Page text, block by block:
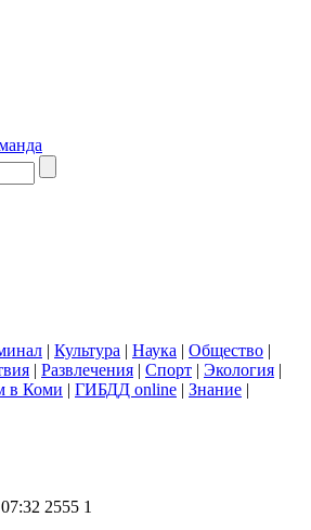
| Культура | Наука | Общество |
| Развлечения | Спорт | Экология |
в Коми | ГИБДД online | Знание |
2555 1